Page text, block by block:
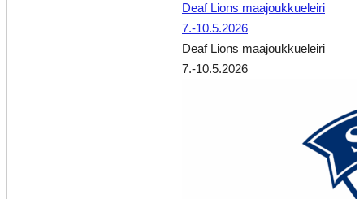
Deaf Lions maajoukkueleiri
7.-10.5.2026
Deaf Lions maajoukkueleiri
7.-10.5.2026